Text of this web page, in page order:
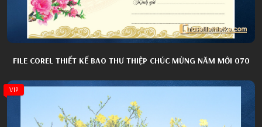
FILE COREL THIẾT KẾ BAO THƯ THIỆP CHÚC MỪNG NĂM MỚI 070
VIP